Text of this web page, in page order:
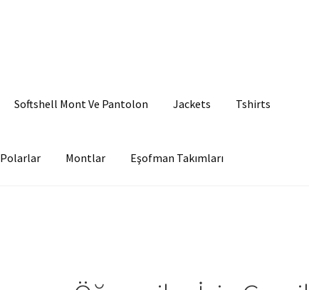
Softshell Mont Ve Pantolon Jackets Tshirts
Polarlar Montlar Eşofman Takımları